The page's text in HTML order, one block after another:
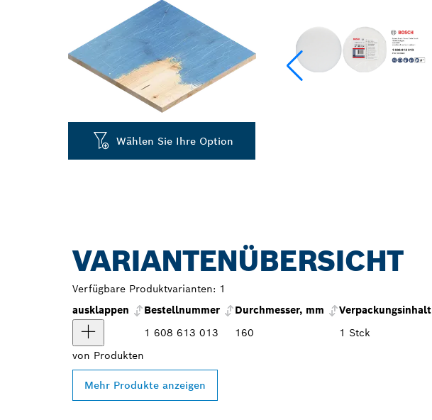
Wählen Sie Ihre Option
VARIANTENÜBERSICHT
Verfügbare Produktvarianten: 1
ausklappen
Bestellnummer Durchmesser, mm Verpackungsinhalt
1 608 613 013
160 1 Stck
von Produkten
Mehr Produkte anzeigen